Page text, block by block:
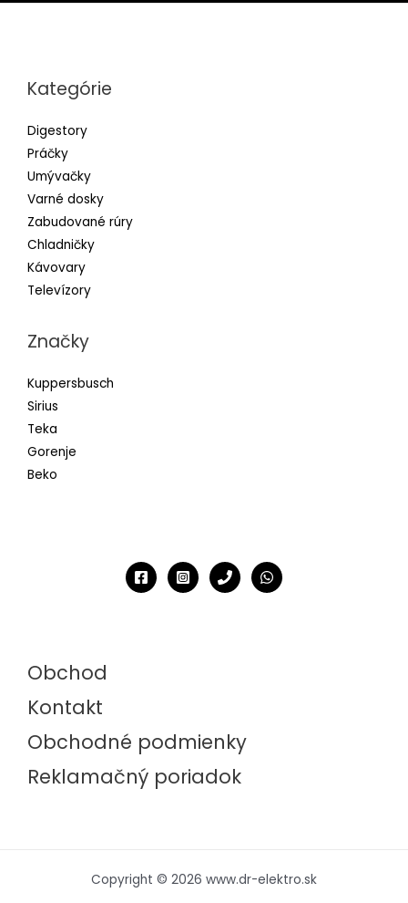
Kategórie
Digestory
Práčky
Umývačky
Varné dosky
Zabudované rúry
Chladničky
Kávovary
Televízory
Značky
Kuppersbusch
Sirius
Teka
Gorenje
Beko
Obchod
Kontakt
Obchodné podmienky
Reklamačný poriadok
Copyright © 2026 www.dr-elektro.sk